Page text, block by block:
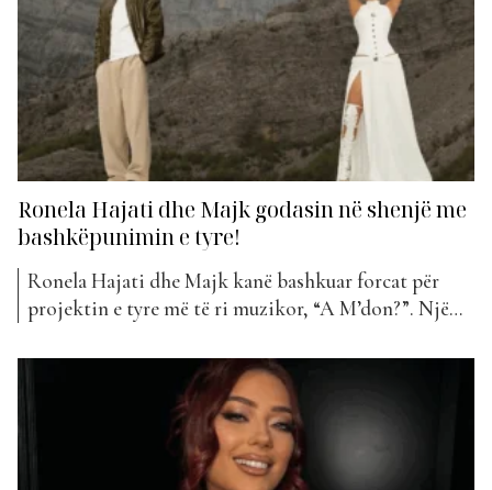
Ronela Hajati dhe Majk godasin në shenjë me
bashkëpunimin e tyre!
Ronela Hajati dhe Majk kanë bashkuar forcat për
projektin e tyre më të ri muzikor, “A M’don?”. Një
publikut. Dy artistët, të njohur për stilin e tyre unik
dhe hitet e suksesshme ndër vite, sjellin një
kombinim energjik që kombinon perfekt me...